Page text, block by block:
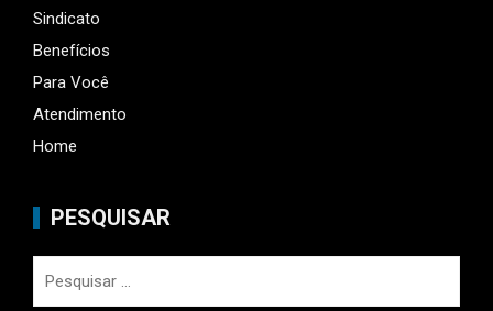
Sindicato
Benefícios
Para Você
Atendimento
Home
PESQUISAR